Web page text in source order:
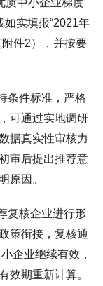
如实填报“2021年
件2），并按要
条件标准，严格
可通过实地调研
据真实性审核力
审后提出推荐意
原因。
复核企业进行形
策衔接，复核通
企业继续有效，
效期重新计算。